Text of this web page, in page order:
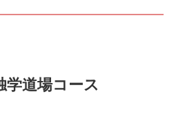
学道場コース